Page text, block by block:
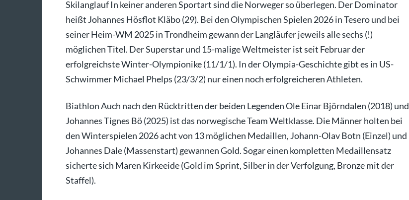
Skilanglauf In keiner anderen Sportart sind die Norweger so überlegen. Der Dominator
heißt Johannes Hösflot Kläbo (29). Bei den Olympischen Spielen 2026 in Tesero und bei
seiner Heim-WM 2025 in Trondheim gewann der Langläufer jeweils alle sechs (!)
möglichen Titel. Der Superstar und 15-malige Weltmeister ist seit Februar der
erfolgreichste Winter-Olympionike (11/1/1). In der Olympia-Geschichte gibt es in US-
Schwimmer Michael Phelps (23/3/2) nur einen noch erfolgreicheren Athleten.
Biathlon Auch nach den Rücktritten der beiden Legenden Ole Einar Björndalen (2018) und
Johannes Tignes Bö (2025) ist das norwegische Team Weltklasse. Die Männer holten bei
den Winterspielen 2026 acht von 13 möglichen Medaillen, Johann-Olav Botn (Einzel) und
Johannes Dale (Massenstart) gewannen Gold. Sogar einen kompletten Medaillensatz
sicherte sich Maren Kirkeeide (Gold im Sprint, Silber in der Verfolgung, Bronze mit der
Staffel).